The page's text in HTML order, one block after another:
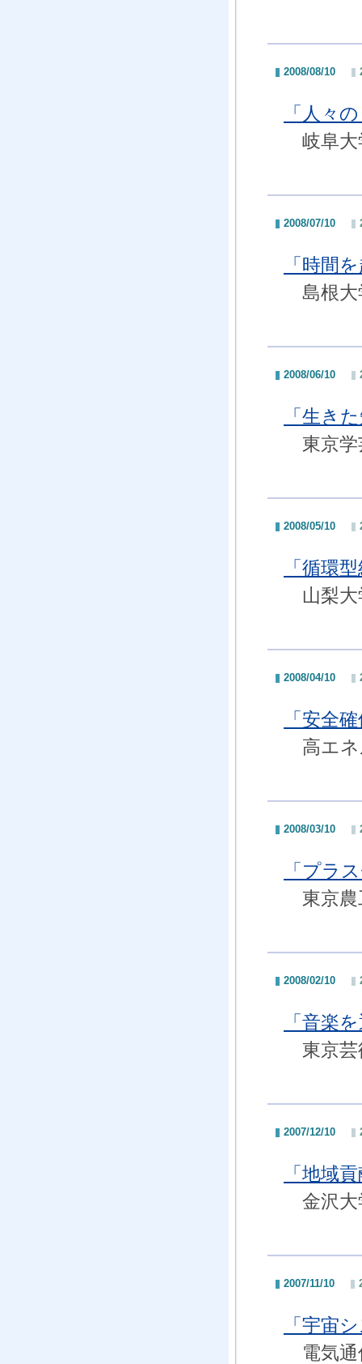
2008/08/10
「人々
岐阜大
2008/07/10
「時間
島根大
2008/06/10
「生き
東京学
2008/05/10
「循環
山梨大
2008/04/10
「安全
高エネ
2008/03/10
「プラ
東京農
2008/02/10
「音楽
東京芸
2007/12/10
「地域
金沢大
2007/11/10
「宇宙
電気通